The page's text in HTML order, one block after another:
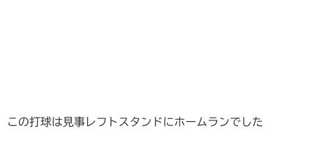
この打球は見事レフトスタンドにホームランでした